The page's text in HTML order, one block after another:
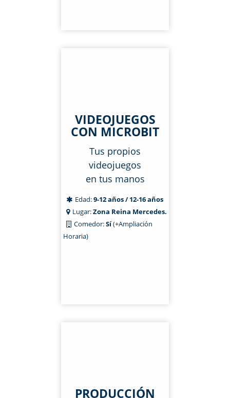
VIDEOJUEGOS
CON MICROBIT
Tus propios
videojuegos
en tus manos
Edad:9-12 años / 12-16 años
Lugar:Zona Reina Mercedes.
Comedor:Sí(+Ampliación
Horaria)
PRODUCCIÓN